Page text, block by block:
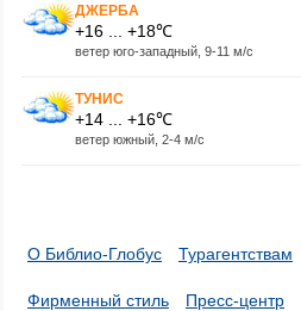
ДЖЕРБА
+16 ... +18℃
ветер юго-западный, 9-11 м/с
ТУНИС
+14 ... +16℃
ветер южный, 2-4 м/с
О Библио-Глобус Турагентствам
Фирменный стиль Пресс-центр